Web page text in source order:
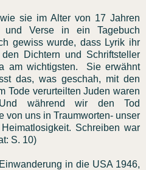
sie im Alter von 17 Jahren
und Verse in ein Tagebuch
gewiss wurde, dass Lyrik ihr
Dichtern und Schriftsteller
am wichtigsten. Sie erwähnt
das, was geschah, mit den
Tode verurteilten Juden waren
Und während wir den Tod
von uns in Traumworten- unser
Schreiben war
S. 10)
in die USA 1946,